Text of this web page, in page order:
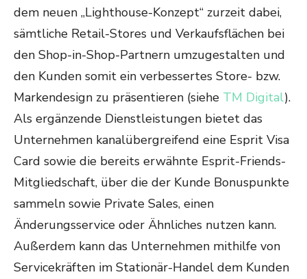
dem neuen „Lighthouse-Konzept“ zurzeit dabei,
sämtliche Retail-Stores und Verkaufsflächen bei
den Shop-in-Shop-Partnern umzugestalten und
den Kunden somit ein verbessertes Store- bzw.
Markendesign zu präsentieren (siehe TM Digital).
Als ergänzende Dienstleistungen bietet das
Unternehmen kanalübergreifend eine Esprit Visa
Card sowie die bereits erwähnte Esprit-Friends-
Mitgliedschaft, über die der Kunde Bonuspunkte
sammeln sowie Private Sales, einen
Änderungsservice oder Ähnliches nutzen kann.
Außerdem kann das Unternehmen mithilfe von
Servicekräften im Stationär-Handel dem Kunden